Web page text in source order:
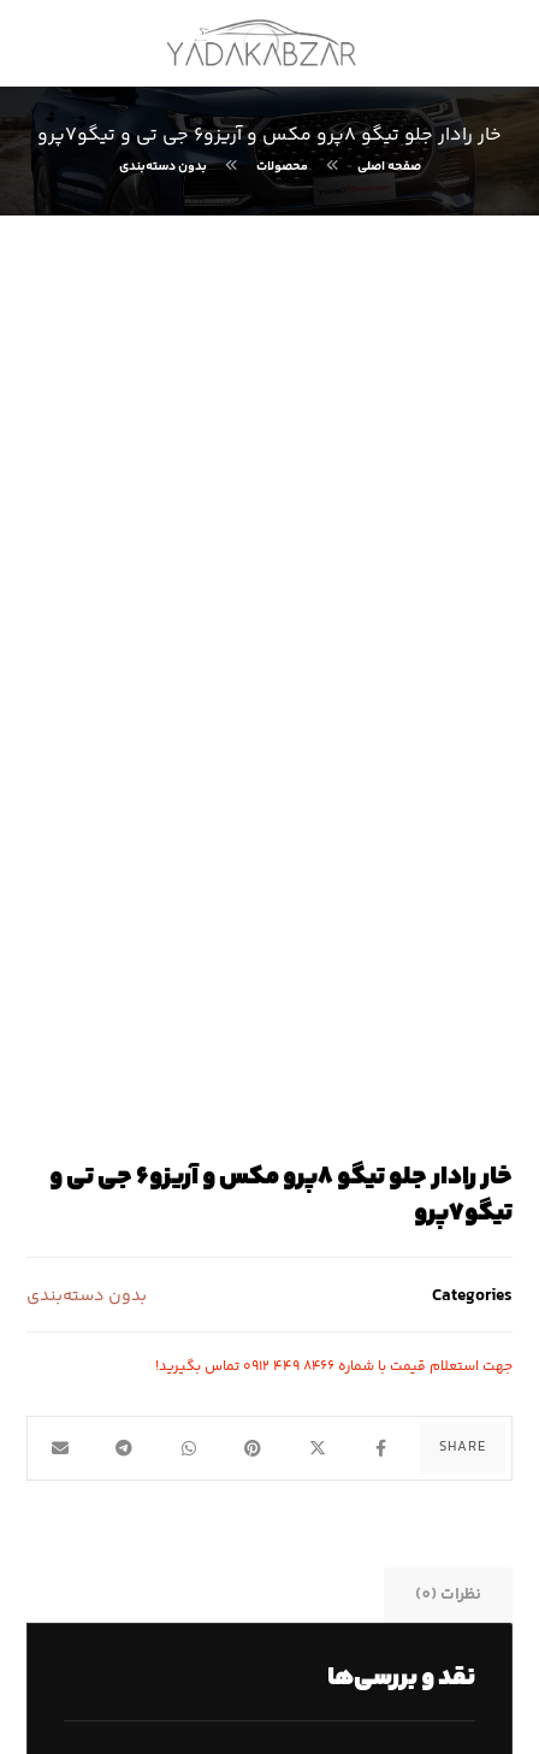
خار رادار جلو تیگو ٨پرو مکس و آریزو۶ جی تی و تیگو٧پرو
صفحه اصلی محصولات بدون دسته‌بندی
خار رادار جلو تیگو ٨پرو مکس و آریزو۶ جی تی و
تیگو٧پرو
Categories بدون دسته‌بندی
جهت استعلام قیمت با شماره ۸۴۶۶ ۴۴۹ ۰۹۱۲ تماس بگیرید!
نظرات (0)
نقد و بررسی‌ها